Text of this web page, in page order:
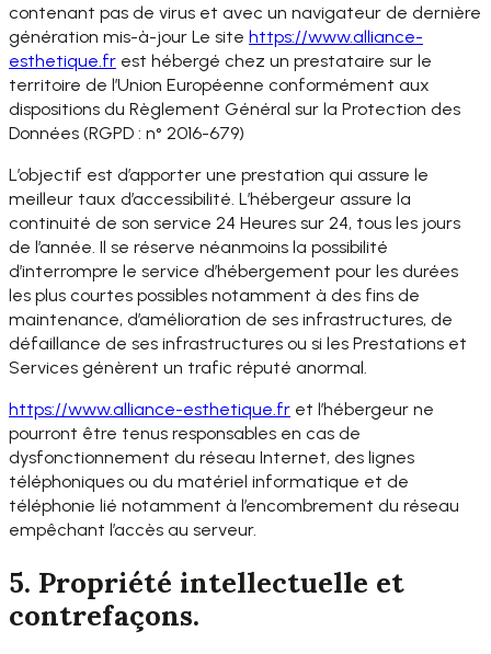
contenant pas de virus et avec un navigateur de dernière
génération mis-à-jour Le site https://www.alliance-
esthetique.fr est hébergé chez un prestataire sur le
territoire de l’Union Européenne conformément aux
dispositions du Règlement Général sur la Protection des
Données (RGPD : n° 2016-679)
L’objectif est d’apporter une prestation qui assure le
meilleur taux d’accessibilité. L’hébergeur assure la
continuité de son service 24 Heures sur 24, tous les jours
de l’année. Il se réserve néanmoins la possibilité
d’interrompre le service d’hébergement pour les durées
les plus courtes possibles notamment à des fins de
maintenance, d’amélioration de ses infrastructures, de
défaillance de ses infrastructures ou si les Prestations et
Services génèrent un trafic réputé anormal.
https://www.alliance-esthetique.fr et l’hébergeur ne
pourront être tenus responsables en cas de
dysfonctionnement du réseau Internet, des lignes
téléphoniques ou du matériel informatique et de
téléphonie lié notamment à l’encombrement du réseau
empêchant l’accès au serveur.
5. Propriété intellectuelle et
contrefaçons.